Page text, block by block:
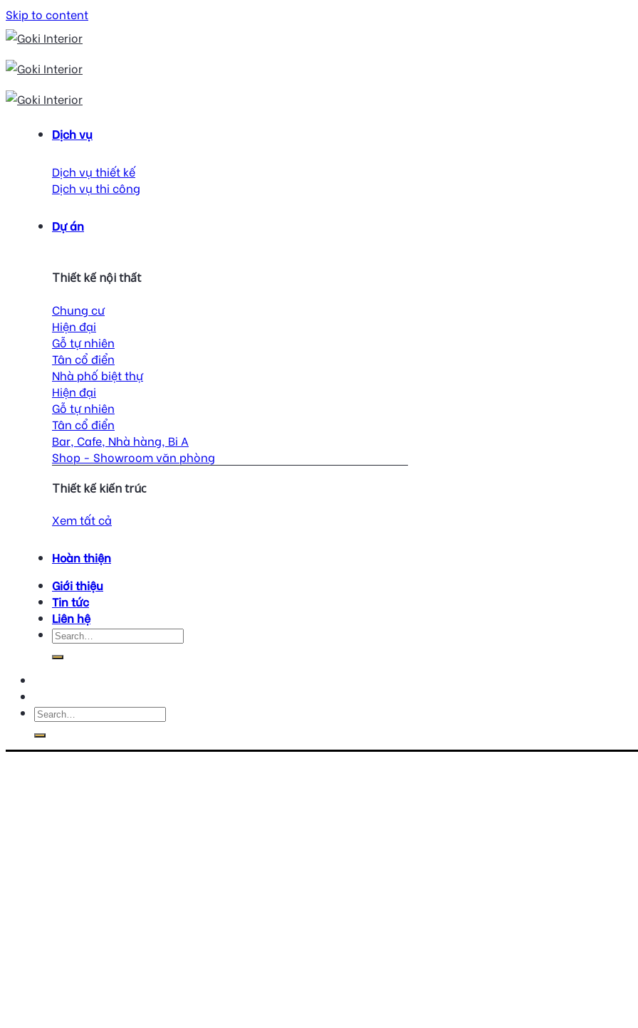
Skip to content
Dịch vụ
Dịch vụ thiết kế
Dịch vụ thi công
Dự án
Thiết kế nội thất
Chung cư
Hiện đại
Gỗ tự nhiên
Tân cổ điển
Nhà phố biệt thự
Hiện đại
Gỗ tự nhiên
Tân cổ điển
Bar, Cafe, Nhà hàng, Bi A
Shop - Showroom văn phòng
Thiết kế kiến trúc
Xem tất cả
Hoàn thiện
Giới thiệu
Tin tức
Liên hệ